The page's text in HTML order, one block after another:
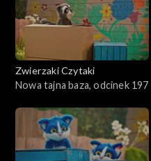
Zwierzaki Czytaki
Nowa tajna baza, odcinek 197